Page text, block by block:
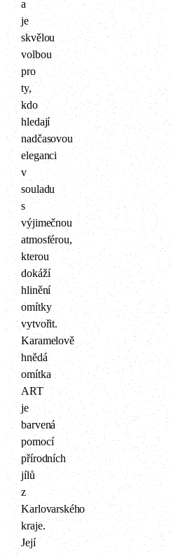
a
je
skvělou
volbou
pro
ty,
kdo
hledají
nadčasovou
eleganci
v
souladu
s
výjimečnou
atmosférou,
kterou
dokáží
hlinění
omítky
vytvořit.
Karamelově
hnědá
omítka
ART
je
barvená
pomocí
přírodních
jílů
z
Karlovarského
kraje.
Její